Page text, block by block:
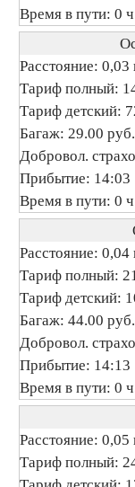
Время в пути: 0
Расстояние: 0,03
Тариф полный:
Тариф детский:
Багаж: 29.00 руб.
Добровол.
Прибытие: 14:03
Время в пути: 0
Расстояние: 0,04
Тариф полный:
Тариф детский:
Багаж: 44.00 руб.
Добровол.
Прибытие: 14:13
Время в пути: 0
Расстояние: 0,05
Тариф полный: